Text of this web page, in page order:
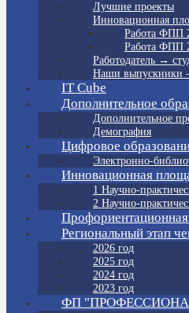
Лучшие проекты
Инновационная
Работа ФПП
Работа ФПП
Работодатель →
Наши выпускники
IT Cube
Дополнительное
Дополнительное
Демография
Цифровое
Электронно-
Инновационная
1 Научно-
2 Научно-
Региональный этап
2026 год
2025 год
2024 год
2023 год
ФП